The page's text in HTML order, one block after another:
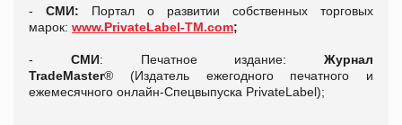
- СМИ: Портал о развитии собственных торговых
марок: www.PrivateLabel-TM.com;
- СМИ: Печатное издание: Журнал
TradeMaster® (Издатель ежегодного печатного и
ежемесячного онлайн-Спецвыпуска PrivateLabel);